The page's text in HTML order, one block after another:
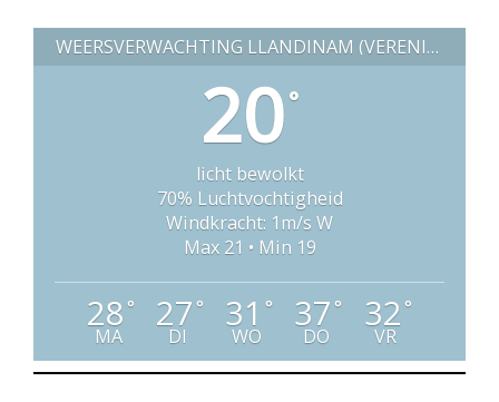
WEERSVERWACHTING LLANDINAM (VERENIGD KONINKRIJK)
20°
licht bewolkt
70% Luchtvochtigheid
Windkracht: 1m/s W
Max 21 • Min 19
28°
MA
27°
DI
31 °
WO
37°
DO
32°
VR